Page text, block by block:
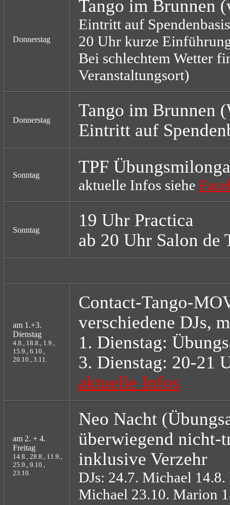
Donnerstag
Tango im Brunnen
Eintritt auf Spendenbasis
20 Uhr kurze
Bei schlechtem Wetter
Veranstaltungsort)
Donnerstag
Tango im Brunnen
Eintritt auf
Sonntag TPF Übungsmilonga
aktuelle Infos siehe
Sonntag
19 Uhr Practica
ab 20 Uhr Salon de
am 1.+3.
Dienstag
4.8., 18.8., 1.9.,
15.9., 6.10.,
20.10., 3.11.
Contact-Tango-
verschiedene DJs,
1. Dienstag:
3. Dienstag: 20-21
aktuelle Infos
am 2. + 4.
Freitag
14.8., 28.8., 11.9.,
25.9., 9.10.,
23.10.
Neo Nacht
überwiegend
inklusive Verzehr
DJs: 24.7. Michael
Michael 23.10. Marion